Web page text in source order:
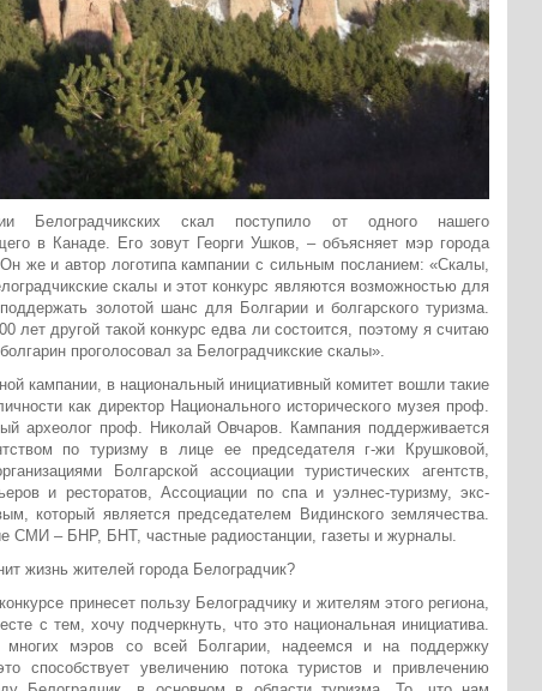
Белоградчикских скал поступило от одного нашего
в Канаде. Его зовут Георги Ушков, – объясняет мэр города
же и автор логотипа кампании с сильным посланием: «Скалы,
скалы и этот конкурс являются возможностью для
золотой шанс для Болгарии и болгарского туризма.
лет другой такой конкурс едва ли состоится, поэтому я считаю
проголосовал за Белоградчикские скалы».
кампании, в национальный инициативный комитет вошли такие
как директор Национального исторического музея проф.
археолог проф. Николай Овчаров. Кампания поддерживается
по туризму в лице ее председателя г-жи Крушковой,
Болгарской ассоциации туристических агентств,
и ресторатов, Ассоциации по спа и уэлнес-туризму, экс-
который является председателем Видинского землячества.
СМИ – БНР, БНТ, частные радиостанции, газеты и журналы.
жизнь жителей города Белоградчик?
принесет пользу Белоградчику и жителям этого региона,
с тем, хочу подчеркнуть, что это национальная инициатива.
многих мэров со всей Болгарии, надеемся и на поддержку
способствует увеличению потока туристов и привлечению